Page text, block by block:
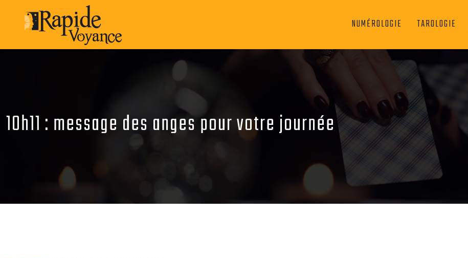
NUMÉROLOGIE TAROLOGIE
10h11 : message des anges pour votre journée